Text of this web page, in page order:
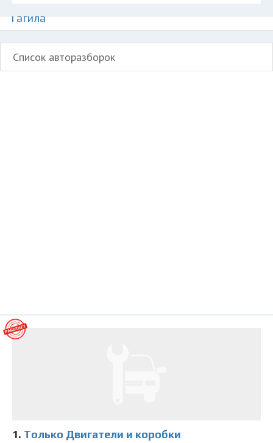
Тагила
Список авторазборок
1. Только Двигатели и коробки